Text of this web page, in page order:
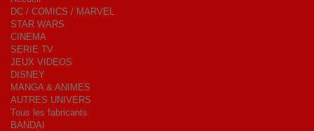
DC / COMICS / MARVEL
STAR WARS
CINEMA
SERIE TV
JEUX VIDEOS
DISNEY
MANGA & ANIMES
AUTRES UNIVERS
Tous les fabricants
BANDAI